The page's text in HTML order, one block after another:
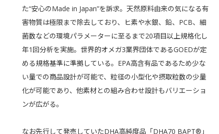
た“安心のMade in Japan”を訴求。天然原料由来の気になる有
害物質は極限まで除去しており、ヒ素や水銀、鉛、PCB、細
菌数などの環境パラメーターに至るまで20項目以上規格化し
年1回分析を実施。世界的オメガ3業界団体であるGOEDが定
める規格基準に準拠している。EPA高含有品であるため少な
い量での商品設計が可能で、粒径の小型化や摂取粒数の少量
化が可能であり、他素材との組み合わせ設計もバリエーショ
ンが広がる。
なお先行して発売していたDHA高純度品「DHA70 BAPT®」